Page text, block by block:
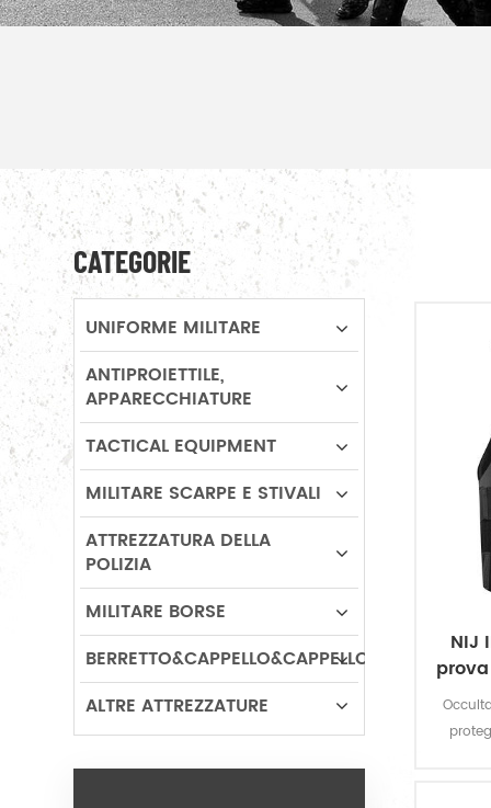
NIJ
CATEGORIE
UNIFORME MILITARE
ANTIPROIETTILE,
APPARECCHIATURE
TACTICAL EQUIPMENT
MILITARE SCARPE E STIVALI
ATTREZZATURA DELLA
POLIZIA
MILITARE BORSE
BERRETTO&CAPPELLO&CAPPELLO
ALTRE ATTREZZATURE